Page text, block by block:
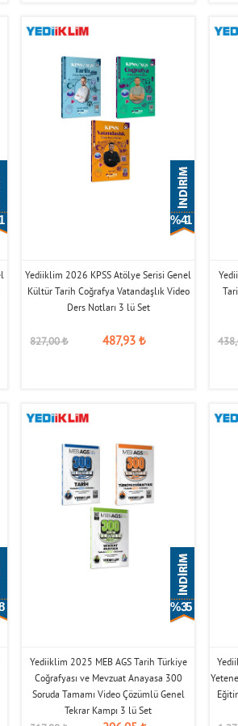
% 41
Yediiklim 2026 KPSS Atölye Serisi Genel
Kültür Tarih Coğrafya Vatandaşlık Video
Ders Notları 3 lü Set
827,00₺ 487,93 ₺
% 35
Yediiklim 2025 MEB AGS Tarih Türkiye
Coğrafyası ve Mevzuat Anayasa 300
Soruda Tamamı Video Çözümlü Genel
Tekrar Kampı 3 lü Set